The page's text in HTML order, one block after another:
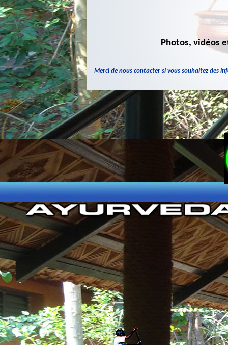
Photos, vidéos
Merci de nous contacter si vous souhaitez des